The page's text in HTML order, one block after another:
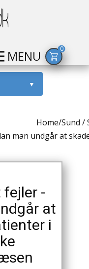
MENU 0
▼
Home/Sund /
man undgår at
fejler -
at
i